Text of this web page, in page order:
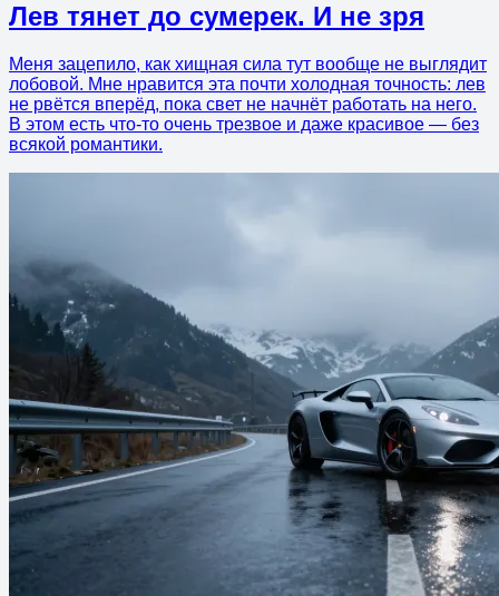
Лев тянет до сумерек. И не зря
Меня зацепило, как хищная сила тут вообще не выглядит
лобовой. Мне нравится эта почти холодная точность: лев
не рвётся вперёд, пока свет не начнёт работать на него.
В этом есть что-то очень трезвое и даже красивое — без
всякой романтики.